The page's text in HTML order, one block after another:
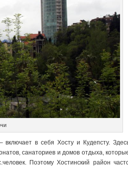
в себя Хосту и Кудепсту.
санаториев и домов отдыха,
Поэтому Хостинский район